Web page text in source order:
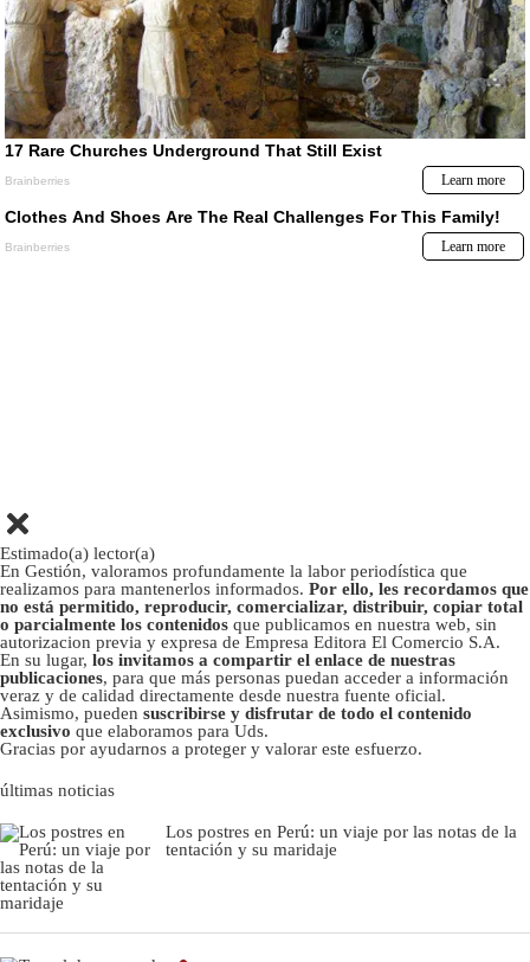
Estimado(a) lector(a)
En Gestión, valoramos profundamente la labor periodística que
realizamos para mantenerlos informados. Por ello, les recordamos que
no está permitido, reproducir, comercializar, distribuir, copiar total
o parcialmente los contenidos que publicamos en nuestra web, sin
autorizacion previa y expresa de Empresa Editora El Comercio S.A.
En su lugar, los invitamos a compartir el enlace de nuestras
publicaciones, para que más personas puedan acceder a información
veraz y de calidad directamente desde nuestra fuente oficial.
Asimismo, pueden suscribirse y disfrutar de todo el contenido
exclusivo que elaboramos para Uds.
Gracias por ayudarnos a proteger y valorar este esfuerzo.
últimas noticias
Los postres en Perú: un viaje por las notas de la
tentación y su maridaje